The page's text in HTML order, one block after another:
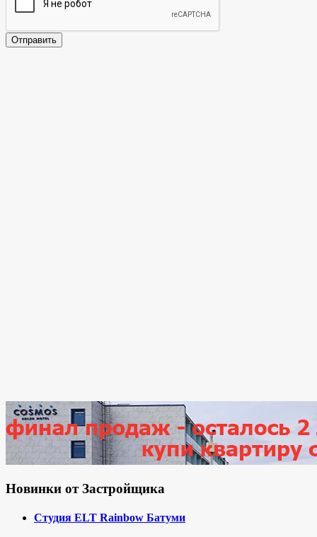
Отправить
Новинки от Застройщика
Студия ELT Rainbow Батуми